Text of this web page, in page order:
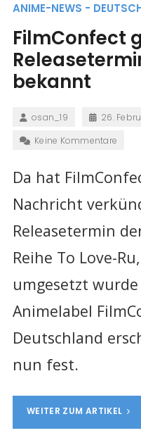
ANIME-NEWS -
FilmConfect
bekannt
osan_19
26.
Keine Kommentare
Da hat
Nachricht
Releasetermin
Reihe To Love-
umgesetzt
Animelabel
Deutschland
nun fest.
WEITER ZUM ARTIKEL